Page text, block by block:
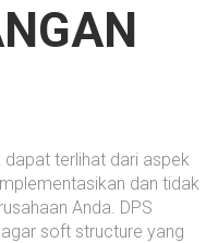
terlihat dari aspek
dan tidak
Anda. DPS
soft structure yang